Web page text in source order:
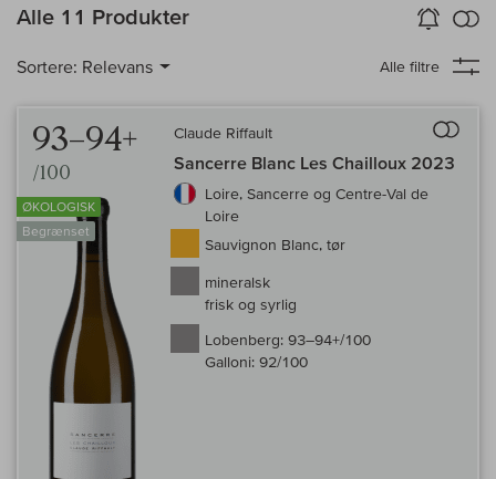
Alle 11 Produkter Vin-Alarm
aktiver
Sortere: Relevans Alle filtre
93–94+
/100
ØKOLOGISK
Begrænset
Claude Riffault
Sancerre Blanc Les Chailloux 2023
Loire, Sancerre og Centre-Val de
Loire
Sauvignon Blanc, tør
mineralsk
frisk og syrlig
Lobenberg: 93–94+/100
Galloni: 92/100